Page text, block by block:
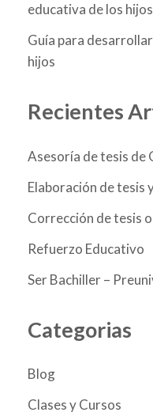
educativa de los hijos
Guía para
hijos
Recientes
Asesoría de tesis de
Elaboración de tesis
Corrección de tesis
Refuerzo Educativo
Ser Bachiller –
Categorias
Blog
Clases y Cursos